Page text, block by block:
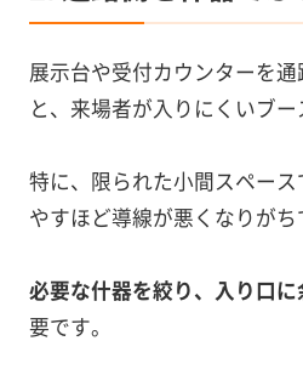
展示台や受付カウンターを
と、来場者が入りにくいブー
特に、限られた小間スペー
やすほど導線が悪くなりがち
必要な什器を絞り、入り口
要です。